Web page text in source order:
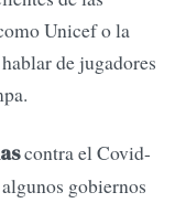
Unicef o la
de jugadores
contra el Covid-
gobiernos